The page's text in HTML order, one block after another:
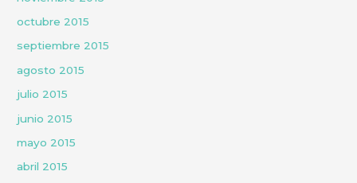
octubre 2015
septiembre 2015
agosto 2015
julio 2015
junio 2015
mayo 2015
abril 2015